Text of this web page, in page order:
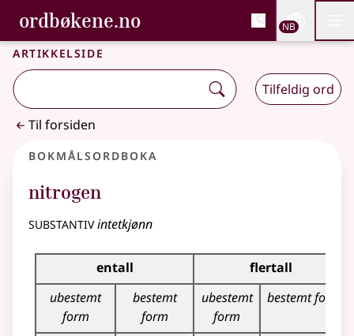
Gå til hovedinnhold
Tilgjengelighet
ordbøkene.no, Bokmålsordboka og
Bokmålsordboka og Nynorskordboka
NB
Artikkelside
Tilfeldig ord
Til forsiden
Bokmålsordboka
nitrogen
substantivintetkjønn
Bøyingstabell for dette substantivet
entall
flertall
ubestemt
form
bestemt
form
ubestemt
form
bestemt form